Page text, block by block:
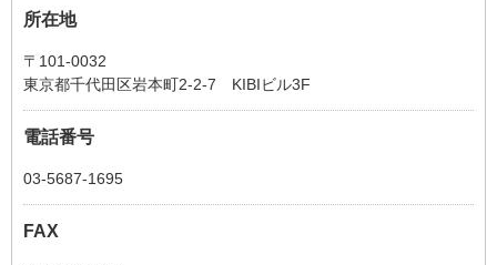
所在地
〒101-0032
東京都千代田区岩本町2-2-7 KIBIビル3F
電話番号
03-5687-1695
FAX